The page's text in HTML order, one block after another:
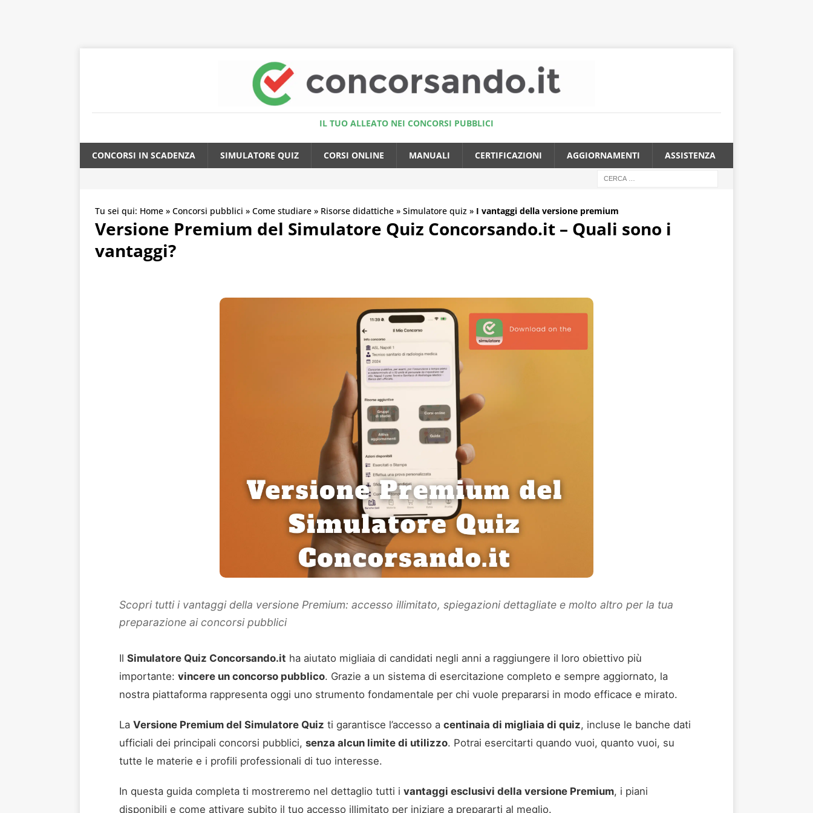
IL TUO ALLEATO NEI CONCORSI PUBBLICI
CONCORSI IN SCADENZA SIMULATORE QUIZ CORSI ONLINE MANUALI CERTIFICAZIONI AGGIORNAMENTI ASSISTENZA
Tu sei qui: Home » Concorsi pubblici » Come studiare » Risorse didattiche » Simulatore quiz » I vantaggi della versione premium
Versione Premium del Simulatore Quiz Concorsando.it – Quali sono i
vantaggi?
Scopri tutti i vantaggi della versione Premium: accesso illimitato, spiegazioni dettagliate e molto altro per la tua
preparazione ai concorsi pubblici
Il Simulatore Quiz Concorsando.it ha aiutato migliaia di candidati negli anni a raggiungere il loro obiettivo più
importante: vincere un concorso pubblico. Grazie a un sistema di esercitazione completo e sempre aggiornato, la
nostra piattaforma rappresenta oggi uno strumento fondamentale per chi vuole prepararsi in modo efficace e mirato.
La Versione Premium del Simulatore Quiz ti garantisce l’accesso a centinaia di migliaia di quiz, incluse le banche dati
ufficiali dei principali concorsi pubblici, senza alcun limite di utilizzo. Potrai esercitarti quando vuoi, quanto vuoi, su
tutte le materie e i profili professionali di tuo interesse.
In questa guida completa ti mostreremo nel dettaglio tutti i vantaggi esclusivi della versione Premium, i piani
disponibili e come attivare subito il tuo accesso illimitato per iniziare a prepararti al meglio.